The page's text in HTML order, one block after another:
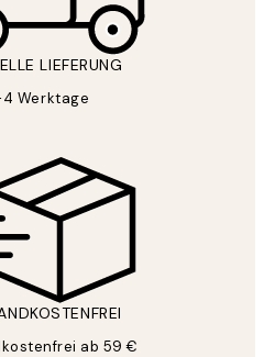
LIEFERUNG
4 Werktage
ab 59 €